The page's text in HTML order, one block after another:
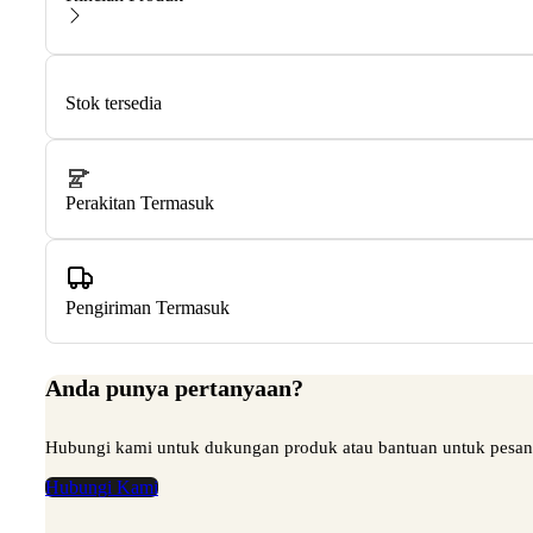
Stok tersedia
Perakitan Termasuk
Pengiriman Termasuk
Anda punya pertanyaan?
Hubungi kami untuk dukungan produk atau bantuan untuk
Hubungi Kami